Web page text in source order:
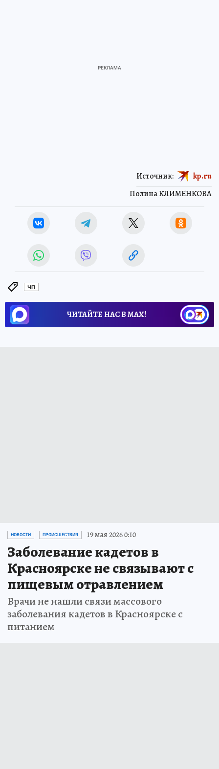
Полина КЛИМЕНКОВА
Источник: kp.ru
ЧП
ЧИТАЙТЕ НАС В МАХ!
НОВОСТИ ПРОИСШЕСТВИЯ 19 мая 2026 0:10
Заболевание кадетов в
Красноярске не связывают с
пищевым отравлением
Врачи не нашли связи массового
заболевания кадетов в Красноярске с
питанием